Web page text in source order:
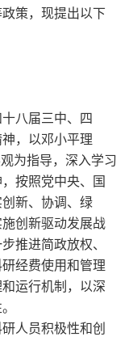
策，现提出以下
八届三中、四
，以邓小平理
为指导，深入学习
按照党中央、国
新、协调、绿
创新驱动发展战
推进简政放权、
经费使用和管理
运行机制，以深
人员积极性和创